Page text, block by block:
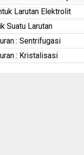
Larutan Elektrolit
Suatu Larutan
: Sentrifugasi
: Kristalisasi